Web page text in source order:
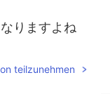
りますよね
teilzunehmen